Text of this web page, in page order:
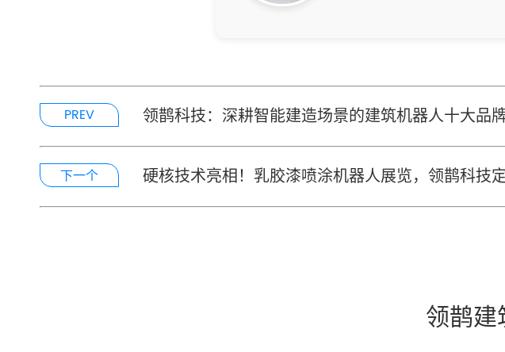
PREV 领鹊科技：深耕智能建造场景的建筑机器人十大品
下一个 硬核技术亮相！乳胶漆喷涂机器人展览，领鹊科技
领鹊